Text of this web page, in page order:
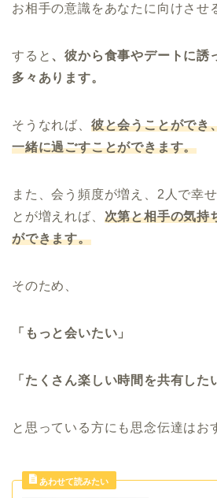
お相手の意識をあなたに向けさせ
すると 、彼から食事やデートに誘
多々あります。
そうなれば、 彼と会うことができ
一緒に過ごすことができます。
また、会う頻度が増え、2人で幸
とが増えれば、 次第と相手の気持
ができます。
そのため、
「もっと会いたい」
「たくさん楽しい時間を共有した
と思っている方にも思念伝達はお